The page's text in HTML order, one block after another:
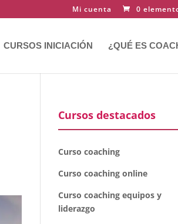
Mi cuenta 0
CURSOS INICIACIÓN ¿QUÉ ES
Cursos destacados
Curso coaching
Curso coaching online
Curso coaching equipos y
liderazgo